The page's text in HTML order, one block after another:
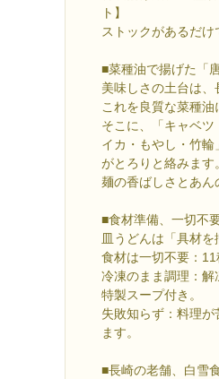
ト】
ストックがあるだけ
■菜種油で揚げた「
美味しさの土台は、
これを良質な菜種油
そこに、「キャベツ
イカ・もやし・竹輪
がとろりと絡みます。
麺の香ばしさとあん
■食材準備、一切不
皿うどんは「具材
食材は一切不要：11
冷凍のまま調理：解
特製スープ付き。
失敗知らず：料理
ます。
■長崎の老舗、白雪